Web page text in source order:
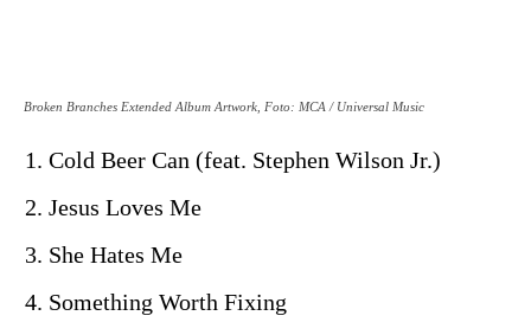
Broken Branches Extended Album Artwork, Foto: MCA / Universal Music
Cold Beer Can (feat. Stephen Wilson Jr.)
Jesus Loves Me
She Hates Me
Something Worth Fixing